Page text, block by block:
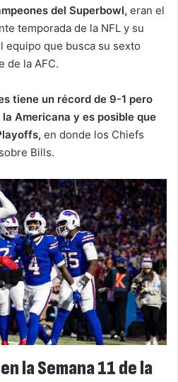
del Superbowl, eran el
temporada de la NFL y su
equipo que busca su sexto
de la AFC.
tiene un récord de 9-1 pero
Americana y es posible que
en donde los Chiefs
Bills.
la Semana 11 de la